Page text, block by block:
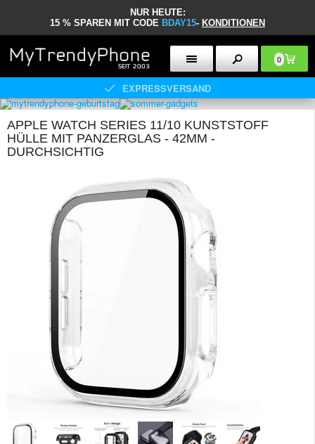
NUR HEUTE:
15 % SPAREN MIT CODE BDAY15- KONDITIONEN
0
EXPRESSVERSAND
APPLE WATCH SERIES 11/10 KUNSTSTOFF
HÜLLE MIT PANZERGLAS - 42MM -
DURCHSICHTIG